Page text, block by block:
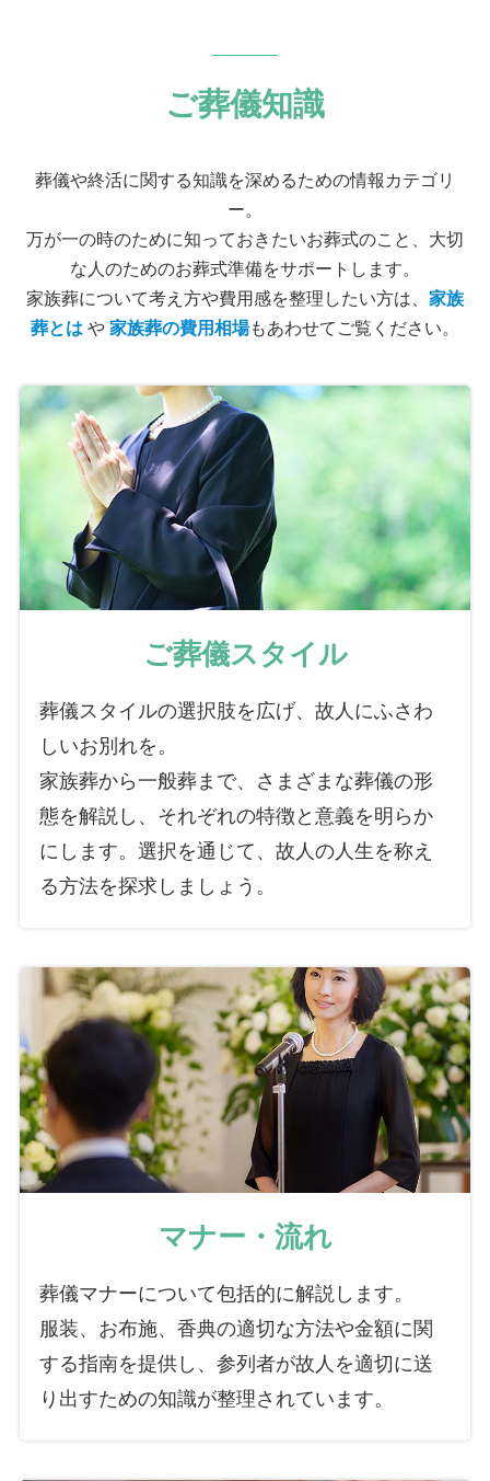
ご葬儀知識
葬儀や終活に関する知識を深めるための情報カテゴリ
ー。
万が一の時のために知っておきたいお葬式のこと、大切
な人のためのお葬式準備をサポートします。
家族葬について考え方や費用感を整理したい方は、 家族
葬とはや家族葬の費用相場もあわせてご覧ください。
ご葬儀スタイル
葬儀スタイルの選択肢を広げ、故人にふさわ
しいお別れを。
家族葬から一般葬まで、さまざまな葬儀の形
態を解説し、それぞれの特徴と意義を明らか
にします。選択を通じて、故人の人生を称え
る方法を探求しましょう。
マナー・流れ
葬儀マナーについて包括的に解説します。
服装、お布施、香典の適切な方法や金額に関
する指南を提供し、参列者が故人を適切に送
り出すための知識が整理されています。